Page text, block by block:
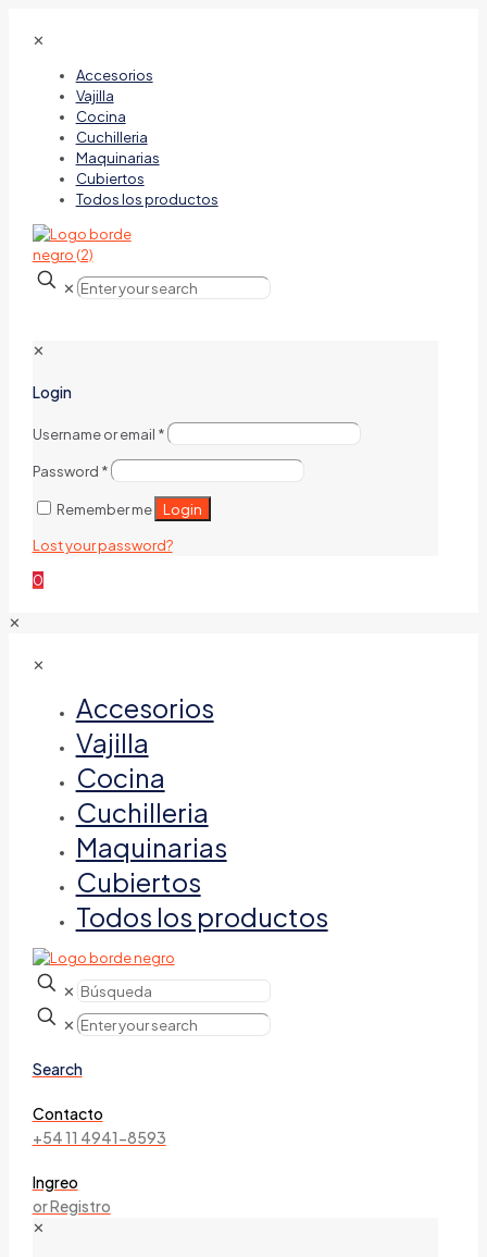
✕
Accesorios
Vajilla
Cocina
Cuchilleria
Maquinarias
Cubiertos
Todos los productos
✕
✕
Login
Username or email *
Password *
Remember me Login
Lost your password?
0
✕
✕
Accesorios
Vajilla
Cocina
Cuchilleria
Maquinarias
Cubiertos
Todos los productos
✕
✕
Search
Contacto
+54 11 4941-8593
Ingreo
or Registro
✕